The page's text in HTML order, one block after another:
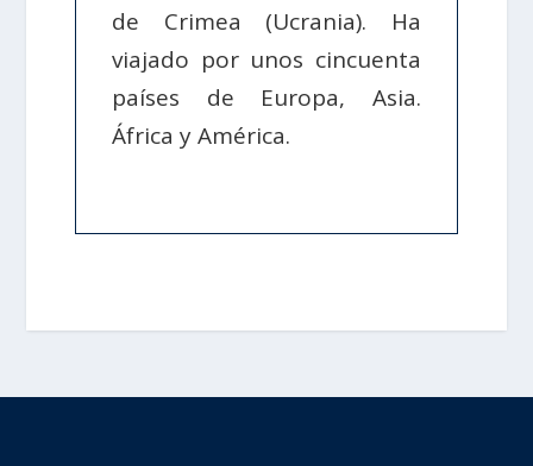
de Crimea (Ucrania). Ha
viajado por unos cincuenta
países de Europa, Asia.
África y América.